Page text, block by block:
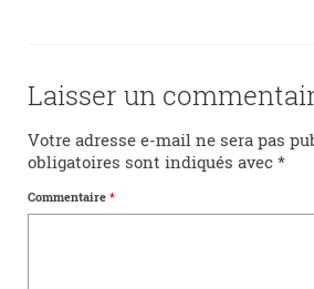
Laisser un
Votre adresse e-mail ne sera pas
obligatoires sont indiqués avec *
Commentaire *